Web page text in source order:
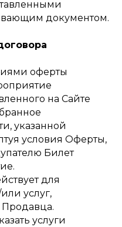
документом.
оферты
на Сайте
указанной
условия Оферты,
Билет
для
услуг,
Продавца.
услуги